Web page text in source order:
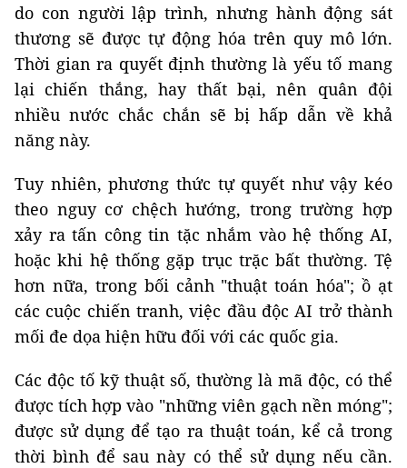
do con người lập trình, nhưng hành động sát
thương sẽ được tự động hóa trên quy mô lớn.
Thời gian ra quyết định thường là yếu tố mang
lại chiến thắng, hay thất bại, nên quân đội
nhiều nước chắc chắn sẽ bị hấp dẫn về khả
năng này.
Tuy nhiên, phương thức tự quyết như vậy kéo
theo nguy cơ chệch hướng, trong trường hợp
xảy ra tấn công tin tặc nhắm vào hệ thống AI,
hoặc khi hệ thống gặp trục trặc bất thường. Tệ
hơn nữa, trong bối cảnh "thuật toán hóa"; ồ ạt
các cuộc chiến tranh, việc đầu độc AI trở thành
mối đe dọa hiện hữu đối với các quốc gia.
Các độc tố kỹ thuật số, thường là mã độc, có thể
được tích hợp vào "những viên gạch nền móng";
được sử dụng để tạo ra thuật toán, kể cả trong
thời bình để sau này có thể sử dụng nếu cần.